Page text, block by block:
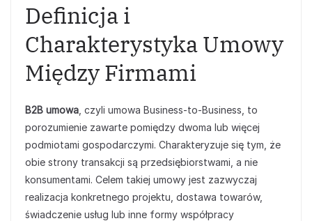
Definicja i
Charakterystyka Umowy
Między Firmami
B2B umowa , czyli umowa Business-to-Business, to
porozumienie zawarte pomiędzy dwoma lub więcej
podmiotami gospodarczymi. Charakteryzuje się tym, że
obie strony transakcji są przedsiębiorstwami, a nie
konsumentami. Celem takiej umowy jest zazwyczaj
realizacja konkretnego projektu, dostawa towarów,
świadczenie usług lub inne formy współpracy